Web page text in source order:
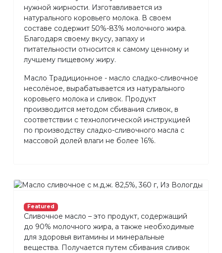
нужной жирности. Изготавливается из
натурального коровьего молока. В своем
составе содержит 50%-83% молочного жира.
Благодаря своему вкусу, запаху и
питательности относится к самому ценному и
лучшему пищевому жиру.
Масло Традиционное - масло сладко-сливочное
несолёное, вырабатывается из натурального
коровьего молока и сливок. Продукт
производится методом сбивания сливок, в
соответствии с технологической инструкцией
по производству сладко-сливочного масла с
массовой долей влаги не более 16%.
Featured
Сливочное масло – это продукт, содержащий
до 90% молочного жира, а также необходимые
для здоровья витамины и минеральные
вещества. Получается путем сбивания сливок